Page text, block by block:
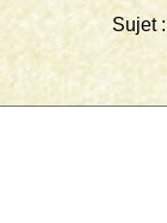
Sujet